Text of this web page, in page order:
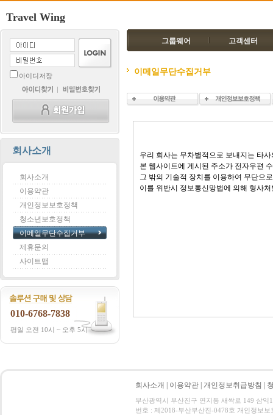
Travel Wing
아이디저장
회사소개
회사소개
이용약관
개인정보보호정책
청소년보호정책
이메일무단수집거부
제휴문의
사이트맵
010-6768-7838
평일 오전 10시 ~ 오후 5시
그룹웨어 고객센터
이메일무단수집거부
우리 회사는 무차별적으로 보내지는 타
본 웹사이트에 게시된 주소가 전자우편
그 밖의 기술적 장치를 이용하여 무단으
이를 위반시 정보통신망법에 의해 형사
회사소개 이용약관 개인정보취급방침
부산광역시 부산진구 연지동 새싹로 149 삼
번호 : 제2018-부산부산진-0478호 개인정보